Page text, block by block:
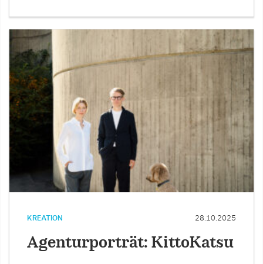
KREATION 28.10.2025
Agenturporträt: KittoKatsu